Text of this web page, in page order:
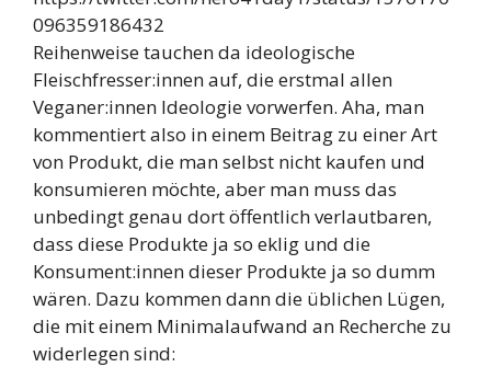
096359186432
Reihenweise tauchen da ideologische
Fleischfresser:innen auf, die erstmal allen
Veganer:innen Ideologie vorwerfen. Aha, man
kommentiert also in einem Beitrag zu einer Art
von Produkt, die man selbst nicht kaufen und
konsumieren möchte, aber man muss das
unbedingt genau dort öffentlich verlautbaren,
dass diese Produkte ja so eklig und die
Konsument:innen dieser Produkte ja so dumm
wären. Dazu kommen dann die üblichen Lügen,
die mit einem Minimalaufwand an Recherche zu
widerlegen sind: